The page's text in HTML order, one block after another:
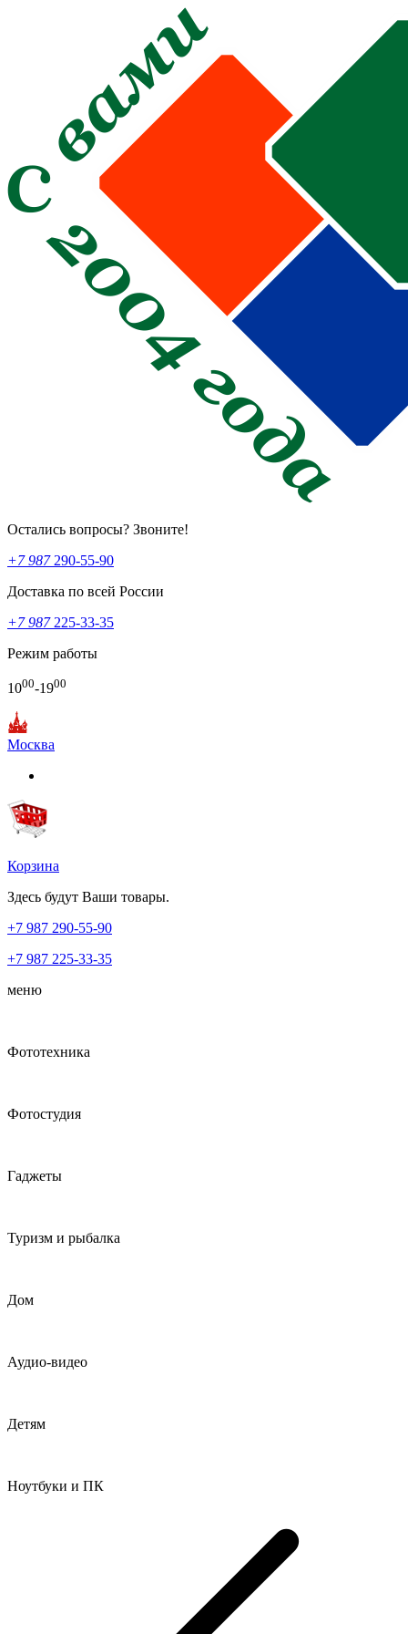
Остались вопросы? Звоните!
+7 987290-55-90
Доставка по всей России
+7 987225-33-35
Режим работы
1000-1900
Москва
Корзина
Здесь будут Ваши товары.
+7 987 290-55-90
+7 987 225-33-35
меню
Фототехника
Фотостудия
Гаджеты
Туризм и рыбалка
Дом
Аудио-видео
Детям
Ноутбуки и ПК